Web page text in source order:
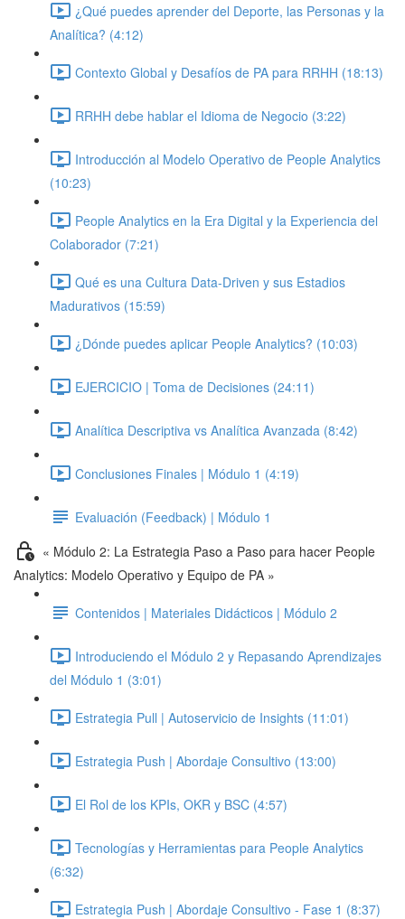
¿Qué puedes aprender del Deporte, las Personas y la
Analítica? (4:12)
Contexto Global y Desafíos de PA para RRHH (18:13)
RRHH debe hablar el Idioma de Negocio (3:22)
Introducción al Modelo Operativo de People Analytics
(10:23)
People Analytics en la Era Digital y la Experiencia del
Colaborador (7:21)
Qué es una Cultura Data-Driven y sus Estadios
Madurativos (15:59)
¿Dónde puedes aplicar People Analytics? (10:03)
EJERCICIO | Toma de Decisiones (24:11)
Analítica Descriptiva vs Analítica Avanzada (8:42)
Conclusiones Finales | Módulo 1 (4:19)
Evaluación (Feedback) | Módulo 1
« Módulo 2: La Estrategia Paso a Paso para hacer People
Analytics: Modelo Operativo y Equipo de PA »
Contenidos | Materiales Didácticos | Módulo 2
Introduciendo el Módulo 2 y Repasando Aprendizajes
del Módulo 1 (3:01)
Estrategia Pull | Autoservicio de Insights (11:01)
Estrategia Push | Abordaje Consultivo (13:00)
El Rol de los KPIs, OKR y BSC (4:57)
Tecnologías y Herramientas para People Analytics
(6:32)
Estrategia Push | Abordaje Consultivo - Fase 1 (8:37)